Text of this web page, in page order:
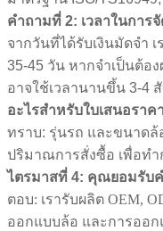
คำถามที่ 2: เวลาในการ
จากวันที่ได้รับเงินมัดจำ
35-45 วัน หากจำเป็นต้อ
อาจใช้เวลานานขึ้น 3-4
อะไรสำหรับใบเสนอราค
ทราบ: รุ่นรถ และขนาดล้
ปริมาณการสั่งซื้อ เพื่อท
ไตรมาสที่ 4: คุณยอมรับค
ตอบ: เรารับผลิต OEM,
ออกแบบล้อ และการออ